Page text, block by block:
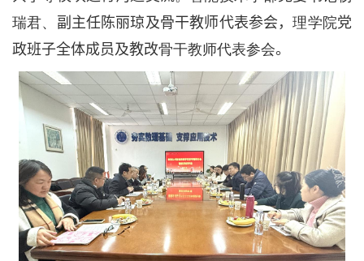
瑞君、 副主任陈丽琼及骨干教师代表参会 ，理学院党
政班子全体成员及教改骨干教师代表参会。